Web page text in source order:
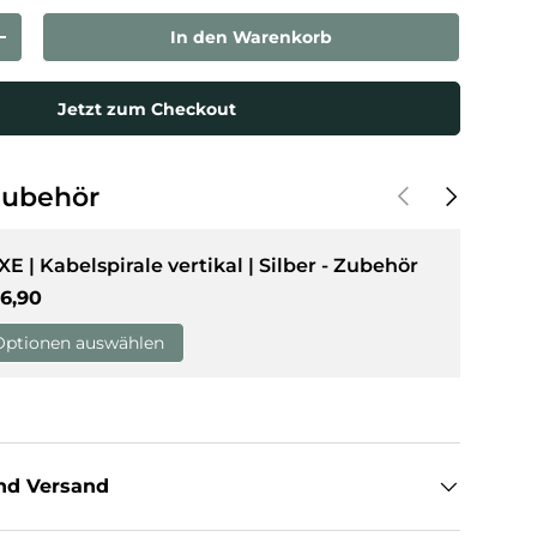
erhöhen In den Warenkorb
Jetzt zum Checkout
VorherigeNächste
| Kabelspirale vertikal | Silber - Zubehör
Preis
auswählen
Versand